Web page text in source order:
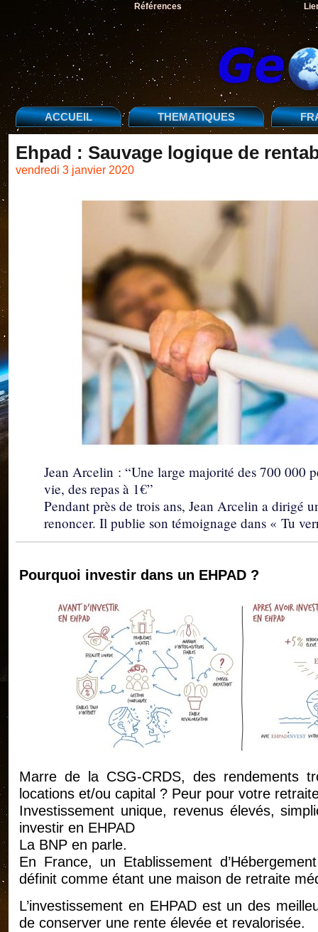
Références
ACCUEIL THEMATIQUES
Ehpad : Sauvage logique de
vendredi 3 janvier 2020
Jean Arcelin : “Une large majorité des 700 000
vie, des repas à 1€”
Pendant près de trois ans, Jean Arcelin a dirigé
renoncer. Il publie son témoignage dans « Tu
Pourquoi investir dans un EHPAD ?
Marre de la CSG-CRDS, des rendements
locations et/ou capital ? Peur pour votre
Investissement unique, revenus élevés,
investir en EHPAD
La BNP en parle.
En France, un Etablissement
définit comme étant une maison de retraite
L’investissement en EHPAD est un des
de conserver une rente élevée et revalorisée.